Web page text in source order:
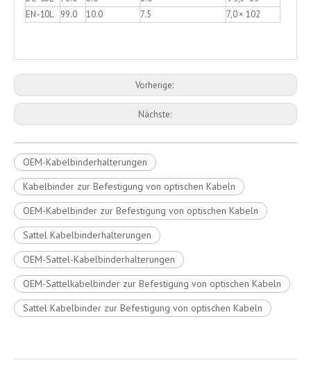
EN-10L 99.0 10.0 7.5 7,0 × 102
Vorherige:
Nächste:
OEM-Kabelbinderhalterungen
Kabelbinder zur Befestigung von optischen Kabeln
OEM-Kabelbinder zur Befestigung von optischen Kabeln
Sattel Kabelbinderhalterungen
OEM-Sattel-Kabelbinderhalterungen
OEM-Sattelkabelbinder zur Befestigung von optischen Kabeln
Sattel Kabelbinder zur Befestigung von optischen Kabeln